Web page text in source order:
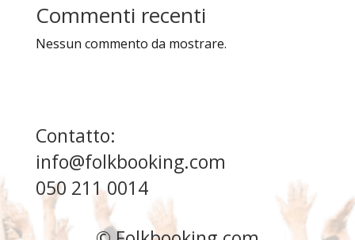
Commenti recenti
Nessun commento da mostrare.
Contatto:
info@folkbooking.com
050 211 0014